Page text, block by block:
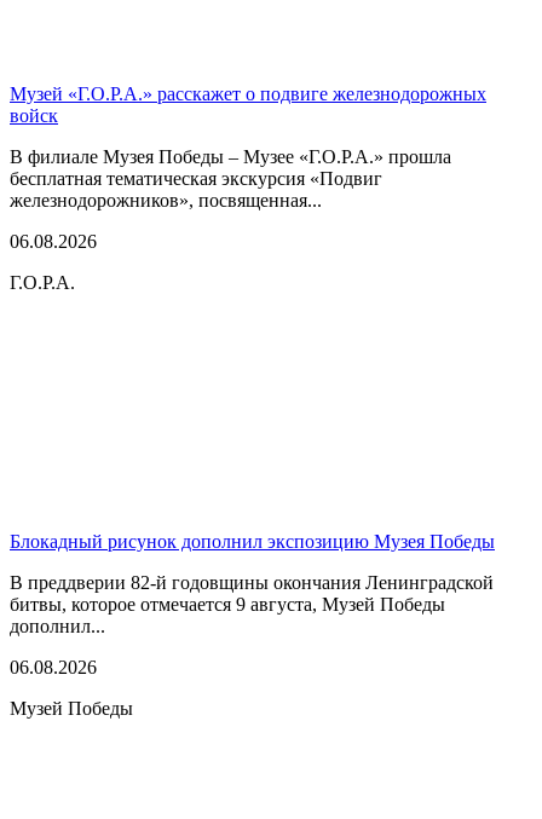
Музей «Г.О.Р.А.» расскажет о подвиге железнодорожных
войск
В филиале Музея Победы – Музее «Г.О.Р.А.» прошла
бесплатная тематическая экскурсия «Подвиг
железнодорожников», посвященная...
06.08.2026
Г.О.Р.А.
Блокадный рисунок дополнил экспозицию Музея Победы
В преддверии 82-й годовщины окончания Ленинградской
битвы, которое отмечается 9 августа, Музей Победы
дополнил...
06.08.2026
Музей Победы